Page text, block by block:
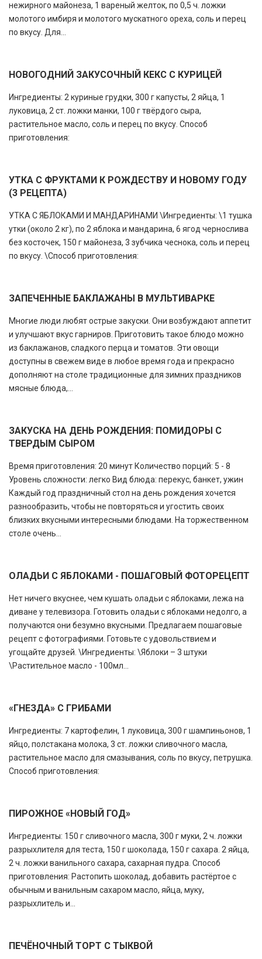
нежирного майонеза, 1 вареный желток, по 0,5 ч. ложки
молотого имбиря и молотого мускатного ореха, соль и перец
по вкусу. Для...
НОВОГОДНИЙ ЗАКУСОЧНЫЙ КЕКС С КУРИЦЕЙ
Ингредиенты: 2 куриные грудки, 300 г капусты, 2 яйца, 1
луковица, 2 ст. ложки манки, 100 г твёрдого сыра,
растительное масло, соль и перец по вкусу. Способ
приготовления:
УТКА С ФРУКТАМИ К РОЖДЕСТВУ И НОВОМУ ГОДУ
(3 РЕЦЕПТА)
УТКА С ЯБЛОКАМИ И МАНДАРИНАМИ \Ингредиенты: \1 тушка
утки (около 2 кг), по 2 яблока и мандарина, 6 ягод чернослива
без косточек, 150 г майонеза, 3 зубчика чеснока, соль и перец
по вкусу. \Способ приготовления:
ЗАПЕЧЕННЫЕ БАКЛАЖАНЫ В МУЛЬТИВАРКЕ
Многие люди любят острые закуски. Они возбуждают аппетит
и улучшают вкус гарниров. Приготовить такое блюдо можно
из баклажанов, сладкого перца и томатов. Эти овощи
доступны в свежем виде в любое время года и прекрасно
дополняют на столе традиционные для зимних праздников
мясные блюда,...
ЗАКУСКА НА ДЕНЬ РОЖДЕНИЯ: ПОМИДОРЫ С
ТВЕРДЫМ СЫРОМ
Время приготовления: 20 минут Количество порций: 5 - 8
Уровень сложности: легко Вид блюда: перекус, банкет, ужин
Каждый год праздничный стол на день рождения хочется
разнообразить, чтобы не повторяться и угостить своих
близких вкусными интересными блюдами. На торжественном
столе очень...
ОЛАДЬИ С ЯБЛОКАМИ - ПОШАГОВЫЙ ФОТОРЕЦЕПТ
Нет ничего вкуснее, чем кушать оладьи с яблоками, лежа на
диване у телевизора. Готовить оладьи с яблоками недолго, а
получаются они безумно вкусными. Предлагаем пошаговые
рецепт с фотографиями. Готовьте с удовольствием и
угощайте друзей. \Ингредиенты: \Яблоки – 3 штуки
\Растительное масло - 100мл...
«ГНЕЗДА» С ГРИБАМИ
Ингредиенты: 7 картофелин, 1 луковица, 300 г шампиньонов, 1
яйцо, полстакана молока, 3 ст. ложки сливочного масла,
растительное масло для смазывания, соль по вкусу, петрушка.
Способ приготовления:
ПИРОЖНОЕ «НОВЫЙ ГОД»
Ингредиенты: 150 г сливочного масла, 300 г муки, 2 ч. ложки
разрыхлителя для теста, 150 г шоколада, 150 г сахара. 2 яйца,
2 ч. ложки ванильного сахара, сахарная пудра. Способ
приготовления: Растопить шоколад, добавить растёртое с
обычным и ванильным сахаром масло, яйца, муку,
разрыхлитель и...
ПЕЧЁНОЧНЫЙ ТОРТ С ТЫКВОЙ